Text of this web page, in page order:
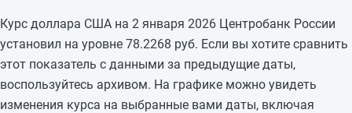
79,3147
Курс доллара США на 2 января 2026 Центробанк России
установил на уровне 78.2268 руб. Если вы хотите сравнить
этот показатель с данными за предыдущие даты,
воспользуйтесь архивом. На графике можно увидеть
изменения курса на выбранные вами даты, включая